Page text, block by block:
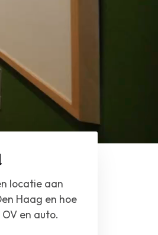
locatie aan
Haag en hoe
en auto.